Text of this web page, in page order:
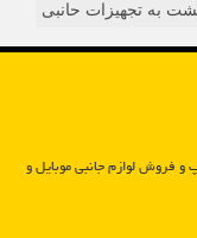
به تجهیزات حانبی
و فروش لوازم جانبی موبایل و